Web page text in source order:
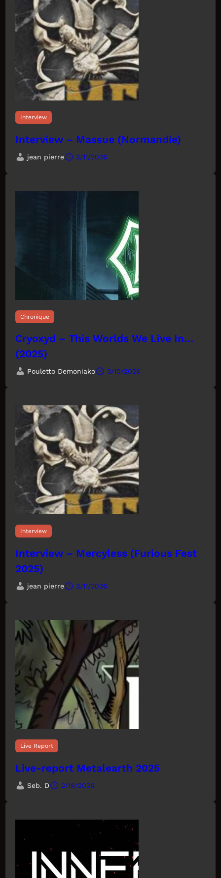
Interview
Interview – Massue (Normandie)
jean pierre 3/11/2026
Chronique
Cryoxyd – This Worlds We Live In…
(2025)
Pouletto Demoniako 3/10/2026
Interview
Interview – Mercyless (Furious Fest
2025)
jean pierre 3/11/2026
Live Report
Live-report Metalearth 2025
Seb. D 2/18/2026